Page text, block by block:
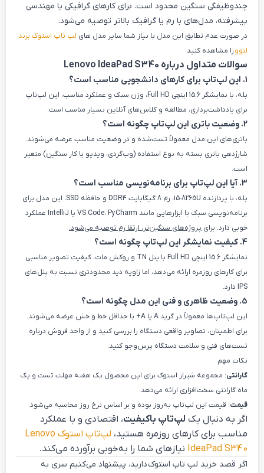
چندوظیفگی سنگین محدود است. برای کارهای گرافیکی یا مهندسی
پیشرفته، مدل‌های با رم یا گرافیک بالاتر توصیه می‌شود.
در صورت عدم تطابق این مدل با نیاز شما سایر مدل های لپ تاپ استوک برند
لنوورا مشاهده کنید
سوالات متداول درباره Lenovo IdeaPad S340
1. این لپ‌تاپ برای کارهای دانشجویی مناسب است؟
بله، با نمایشگر 15.6 اینچی Full HD، وزن سبک و عملکرد مناسب، این لپ‌تاپ
برای یادداشت‌برداری، مطالعه و کلاس‌های آنلاین بسیار مناسب است.
2. وضعیت باتری این لپ‌تاپ چگونه است؟
باتری‌های این مدل معمولاً تست‌شده و در وضعیت مناسب عرضه می‌شوند.
شارژدهی باتری بسته به نوع استفاده (وب‌گردی، ویدیو یا کار سنگین) متغیر
است.
3. آیا این لپ‌تاپ برای برنامه‌نویسی مناسب است؟
بله، با پردازنده i5-8265U، رم 8 گیگابایت DDR4 و حافظه SSD، این مدل برای
برنامه‌نویسی سبک با ابزارهایی مانند VS Code، PyCharm یا IntelliJ عملکرد
خوبی دارد. برای پروژه‌های سنگین‌تر، ارتقا رم توصیه می‌شود.
4. کیفیت نمایشگر این لپ‌تاپ چگونه است؟
نمایشگر 15.6 اینچی Full HD با پنل TN و روکش مات، کیفیت تصویر مناسبی
برای کارهای روزمره ارائه می‌دهد، اما زاویه دید محدودتری نسبت به پنل‌های
IPS دارد.
5. وضعیت ظاهری و فنی این مدل چگونه است؟
این لپ‌تاپ‌ها معمولاً در گرید A یا A+ با حداقل خط و خش عرضه می‌شوند.
برای اطمینان، تصاویر واقعی دستگاه را بررسی کنید و از واحد فروش درباره
تست‌های فنی و سلامت دستگاه پرس‌وجو کنید.
نکات مهم
گارانتی: مجموعه شیراز استوک برای این محصول یک هفته مهلت تست و یک
ماه گارانتی سخت‌افزاری ارائه می‌دهد.
قیمت: قیمت این لپ‌تاپ به‌روز بوده و بر اساس نرخ روز محاسبه می‌شود.
اگر به دنبال یک لپ‌تاپ باکیفیت، اقتصادی و با عملکرد
مناسب برای کارهای روزمره هستید،
لپ‌تاپ استوک Lenovo
IdeaPad S340 نیازهای شما را به‌خوبی برآورده می‌کند.
اگر قصد خرید لپ تاپ استوک دارید، پیشنهاد می‌کنیم سری به